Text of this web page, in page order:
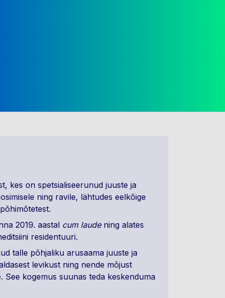
kes on spetsialiseerunud juuste ja
ning ravile, lähtudes eelkõige
2019. aastal cum laudening alates
residentuuri.
talle põhjaliku arusaama juuste ja
levikust ning nende mõjust
See kogemus suunas teda keskenduma